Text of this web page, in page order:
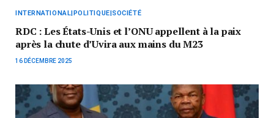
INTERNATIONAL|POLITIQUE|SOCIÉTÉ
RDC : Les États-Unis et l’ONU appellent à la paix
après la chute d’Uvira aux mains du M23
16 DÉCEMBRE 2025